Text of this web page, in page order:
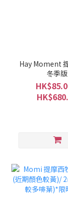
Hay Moment
冬季版